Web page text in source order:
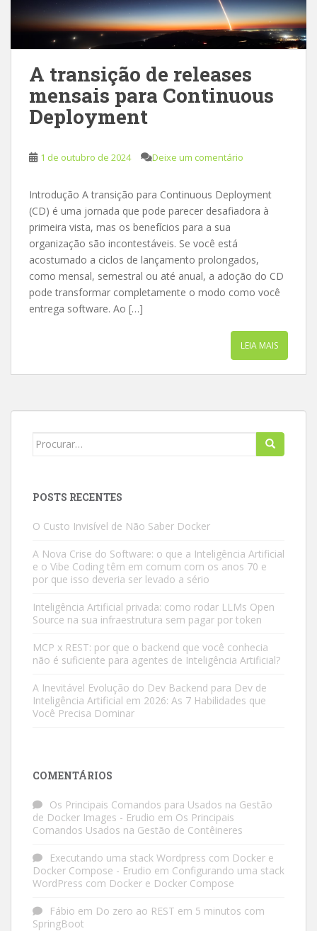
A transição de releases
mensais para Continuous
Deployment
1 de outubro de 2024 Deixe um comentário
Introdução A transição para Continuous Deployment
(CD) é uma jornada que pode parecer desafiadora à
primeira vista, mas os benefícios para a sua
organização são incontestáveis. Se você está
acostumado a ciclos de lançamento prolongados,
como mensal, semestral ou até anual, a adoção do CD
pode transformar completamente o modo como você
entrega software. Ao […]
LEIA MAIS
Search
POSTS RECENTES
O Custo Invisível de Não Saber Docker
A Nova Crise do Software: o que a Inteligência Artificial
e o Vibe Coding têm em comum com os anos 70 e
por que isso deveria ser levado a sério
Inteligência Artificial privada: como rodar LLMs Open
Source na sua infraestrutura sem pagar por token
MCP x REST: por que o backend que você conhecia
não é suficiente para agentes de Inteligência Artificial?
A Inevitável Evolução do Dev Backend para Dev de
Inteligência Artificial em 2026: As 7 Habilidades que
Você Precisa Dominar
COMENTÁRIOS
Os Principais Comandos para Usados na Gestão
de Docker Images - Erudio em Os Principais
Comandos Usados na Gestão de Contêineres
Executando uma stack Wordpress com Docker e
Docker Compose - Erudio em Configurando uma stack
WordPress com Docker e Docker Compose
Fábio em Do zero ao REST em 5 minutos com
SpringBoot